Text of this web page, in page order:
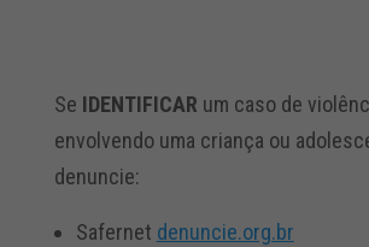
Se IDENTIFICAR um caso de
envolvendo uma criança ou
denuncie:
Safernet denuncie.org.br